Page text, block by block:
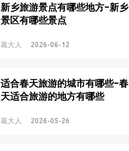
新乡旅游景点有哪些地方-新乡
景区有哪些景点
葛大人 2026-06-12
适合春天旅游的城市有哪些-春
天适合旅游的地方有哪些
葛大人 2026-05-26